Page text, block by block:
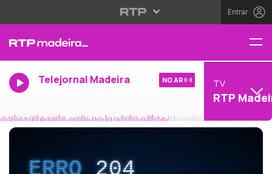
Entrar
Telejornal Madeira NO AR TV
RTP